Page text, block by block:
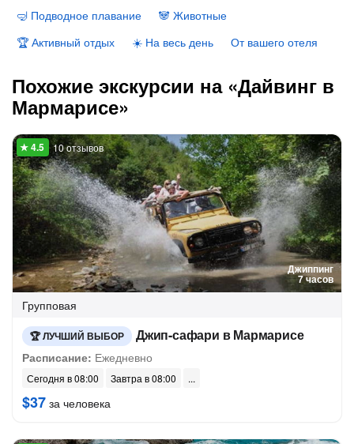
🤿 Подводное плавание
🐼 Животные
🏆 Активный отдых
☀️ На весь день От вашего отеля
Похожие экскурсии на «Дайвинг в
Мармарисе»
Джиппинг
7 часов
10 отзывов
Групповая
ЛУЧШИЙ ВЫБОР Джип-сафари в Мармарисе
Расписание: Ежедневно
Сегодня в 08:00 Завтра в 08:00
$37 за человека